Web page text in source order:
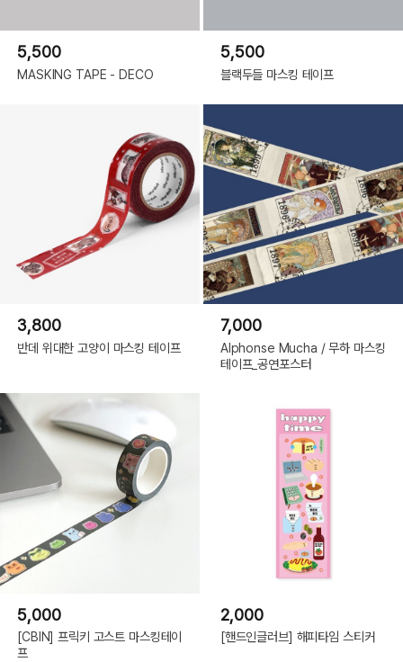
5,500
MASKING TAPE - DECO
5,500
블랙두들 마스킹 테이프
3,800
반데 위대한 고양이 마스킹 테이프
7,000
Alphonse Mucha / 무하 마스킹
테이프_공연포스터
5,000
[CBIN] 프릭키 고스트 마스킹테이
프
2,000
[핸드인글러브] 해피타임 스티커